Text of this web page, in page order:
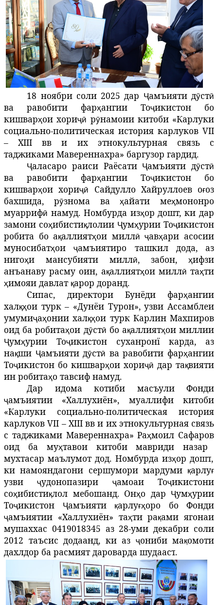
18 ноябри соли 2025 дар Ҷамъияти дӯстӣ
ва равобити фарҳангии Тоҷикистон
бо
кишварҳои хориҷӣ рӯнамоии китоби «Карлуки
социально-политическая история карлуков VII
– XIII вв и их этнокультурная связь с
таджиками Мавереннахра» баргузор гардид.
Ҷаласаро раиси Раёсати Ҷамъияти дӯстӣ
ва равобити фарҳангии Тоҷикистон
бо
кишварҳои хориҷӣ Сайдулло Хайруллоев оғоз
бахшида, рӯзнома ва ҳайати меҳмононро
муаррифӣ намуд. Номбурда изҳор дошт,ки дар
замони соҳибистиқлолии Ҷумҳурии Тоҷикистон
робита бо ақаллиятҳои миллӣ ҷавҳари асосии
муносибатҳоиҷамъиятиро ташкил дода, аз
нигоҳи мансубияти миллӣ, забон, ҳифзи
анъанаву расму оин, ақаллиятҳои миллӣ таҳти
ҳимояи давлат қарор доранд.
Сипас, директори Бунёди фарҳангии
халқҳои турк– «Дунёи Турон», узви Ассамблеи
умумиҷаҳонии халқҳои туркКарлин Махпиров
оид ба робитаҳои дӯстӣ бо ақаллиятҳои миллии
Ҷумҳурии Тоҷикистонсуханронї карда, аз
нақши Ҷамъияти дӯстӣ ва равобити фарҳангии
Тоҷикистон бо кишварҳои хориҷӣ дар тақвияти
ин робитаҳо тавсиф намуд.
Дар идома котиби масъули Фонди
ҷамъиятии «Халлухиён», муаллифи
китоби
«Карлуки
социально-политическая история
карлуков VII – XIII вв и их этнокультурная связь
с таджиками Мавереннахра» Раҳмоил Сафаров
оид ба муҳтавои китоби мавриди
назар
мухтасар маълумот дод. Номбурда изҳор дошт,
ки намояндагони сершумори мардуми қарлуғ
узви ҷудонопазири ҷамоаи Тоҷикистони
соҳибистиқлол мебошанд. Онҳо дар Ҷумҳурии
Тоҷикистон Ҷамъияти қарлуғҳоро бо Фонди
ҷамъиятии «Халлухиён» таҳти рақами ягонаи
мушаххас 0419018345 аз28-уми декабри соли
2012 таъсис додаанд, ки аз ҷониби мақомоти
дахлдор ба расмият дароварда шудааст.